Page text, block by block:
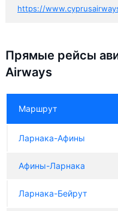
https://
Прямые рейсы
Airways
Маршрут
Ларнака-Афины
Афины-Ларнака
Ларнака-Бейрут